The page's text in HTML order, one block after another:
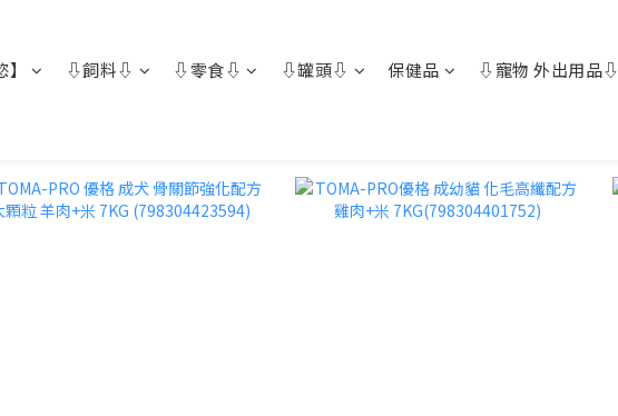
⇩飼料⇩ ⇩零食⇩ ⇩罐頭⇩ 保健品
⇩寵物 外出用品⇩